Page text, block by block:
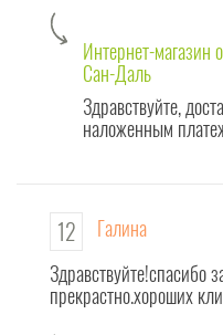
На цій сторінці "питань і
- залишайте свої відгуки про нас
Для потенційних клієнтів
отримати вичерпну відповідь на
інтернет-магазину взуття.
З конкретної моделі, а також
безпосередньо зі сторінки
Интернет-магазин
Сан-Даль
Здравствуйте,
наложенным
12 Галина
Здравствуйте!спасибо
прекрастно.хороших